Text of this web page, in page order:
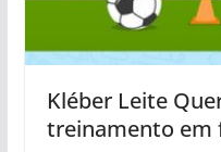
Kléber Leite
treinamento em